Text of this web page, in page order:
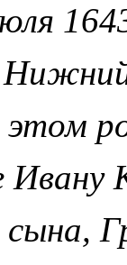
1643
сына,